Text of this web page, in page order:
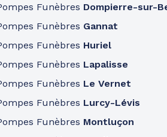
Funèbres Dompierre-sur-
Funèbres Gannat
Funèbres Huriel
Funèbres Lapalisse
Funèbres Le Vernet
Funèbres Lurcy-Lévis
Funèbres Montluçon